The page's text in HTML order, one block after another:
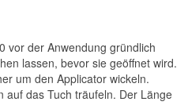
vor der Anwendung gründlich
lassen, bevor sie geöffnet wird.
um den Applicator wickeln.
auf das Tuch träufeln. Der Länge